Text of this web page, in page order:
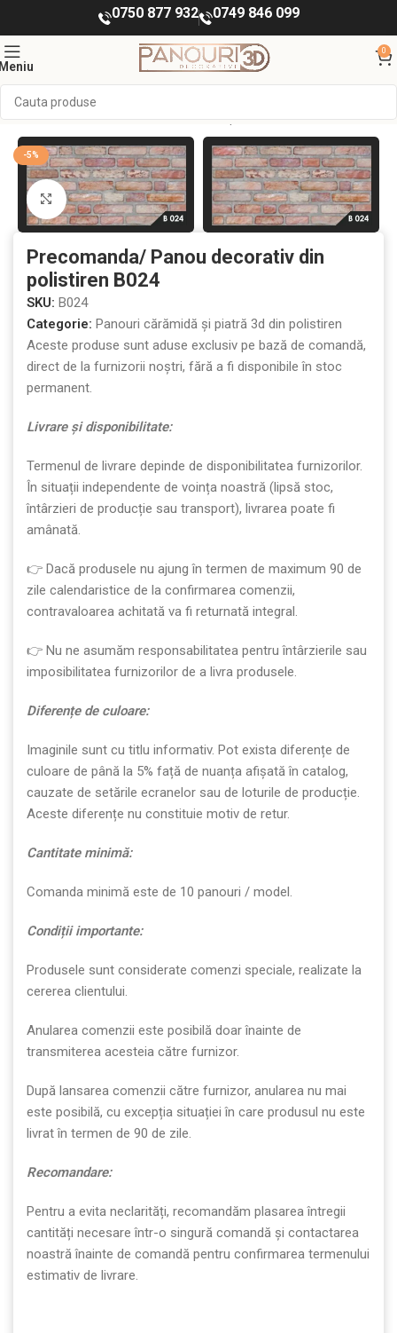
0750 877 932 0749 846 099
0
INTERIOR Panouri cărămidă și piatră 3d din polistiren
-5%
Mărește imaginea
Precomanda/ Panou decorativ din
polistiren B024
SKU: B024
Categorie: Panouri cărămidă și piatră 3d din polistiren
Aceste produse sunt aduse exclusiv pe bază de comandă,
direct de la furnizorii noștri, fără a fi disponibile în stoc
permanent.
Livrare și disponibilitate:
Termenul de livrare depinde de disponibilitatea furnizorilor.
În situații independente de voința noastră (lipsă stoc,
întârzieri de producție sau transport), livrarea poate fi
amânată.
👉 Dacă produsele nu ajung în termen de maximum 90 de
zile calendaristice de la confirmarea comenzii,
contravaloarea achitată va fi returnată integral.
👉 Nu ne asumăm responsabilitatea pentru întârzierile sau
imposibilitatea furnizorilor de a livra produsele.
Diferențe de culoare:
Imaginile sunt cu titlu informativ. Pot exista diferențe de
culoare de până la 5% față de nuanța afișată în catalog,
cauzate de setările ecranelor sau de loturile de producție.
Aceste diferențe nu constituie motiv de retur.
Cantitate minimă:
Comanda minimă este de 10 panouri / model.
Condiții importante:
Produsele sunt considerate comenzi speciale, realizate la
cererea clientului.
Anularea comenzii este posibilă doar înainte de
transmiterea acesteia către furnizor.
După lansarea comenzii către furnizor, anularea nu mai
este posibilă, cu excepția situației în care produsul nu este
livrat în termen de 90 de zile.
Recomandare:
Pentru a evita neclarități, recomandăm plasarea întregii
cantități necesare într-o singură comandă și contactarea
noastră înainte de comandă pentru confirmarea termenului
estimativ de livrare.